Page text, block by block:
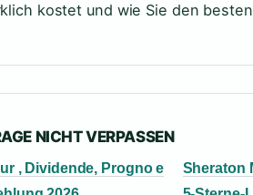
kostet und wie Sie den
NICHT VERPASSEN
, Dividende, Progno e
Sheraton